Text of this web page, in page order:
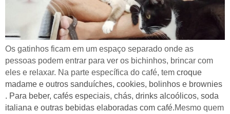
Os gatinhos ficam em um espaço separado onde as
pessoas podem entrar para ver os bichinhos, brincar com
eles e relaxar. Na parte específica do café, tem croque
madame e outros sanduíches, cookies, bolinhos e brownies
. Para beber, cafés especiais, chás, drinks alcoólicos, soda
italiana e outras bebidas elaboradas com café.Mesmo quem